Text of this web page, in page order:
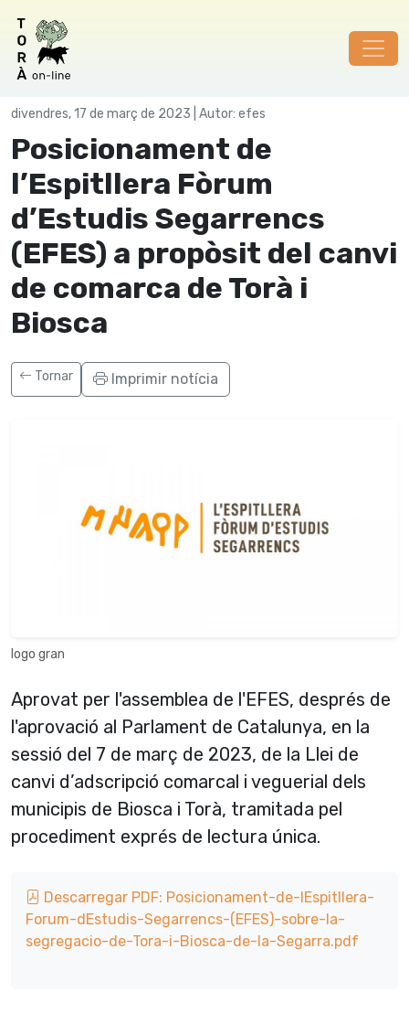
divendres, 17 de març de 2023 | Autor: efes
Posicionament de
l’Espitllera Fòrum
d’Estudis Segarrencs
(EFES) a propòsit del canvi
de comarca de Torà i
Biosca
Tornar Imprimir notícia
logo gran
Aprovat per l'assemblea de l'EFES, després de
l'aprovació al Parlament de Catalunya, en la
sessió del 7 de març de 2023, de la Llei de
canvi d’adscripció comarcal i veguerial dels
municipis de Biosca i Torà, tramitada pel
procediment exprés de lectura única.
Descarregar PDF: Posicionament-de-lEspitllera-
Forum-dEstudis-Segarrencs-(EFES)-sobre-la-
segregacio-de-Tora-i-Biosca-de-la-Segarra.pdf